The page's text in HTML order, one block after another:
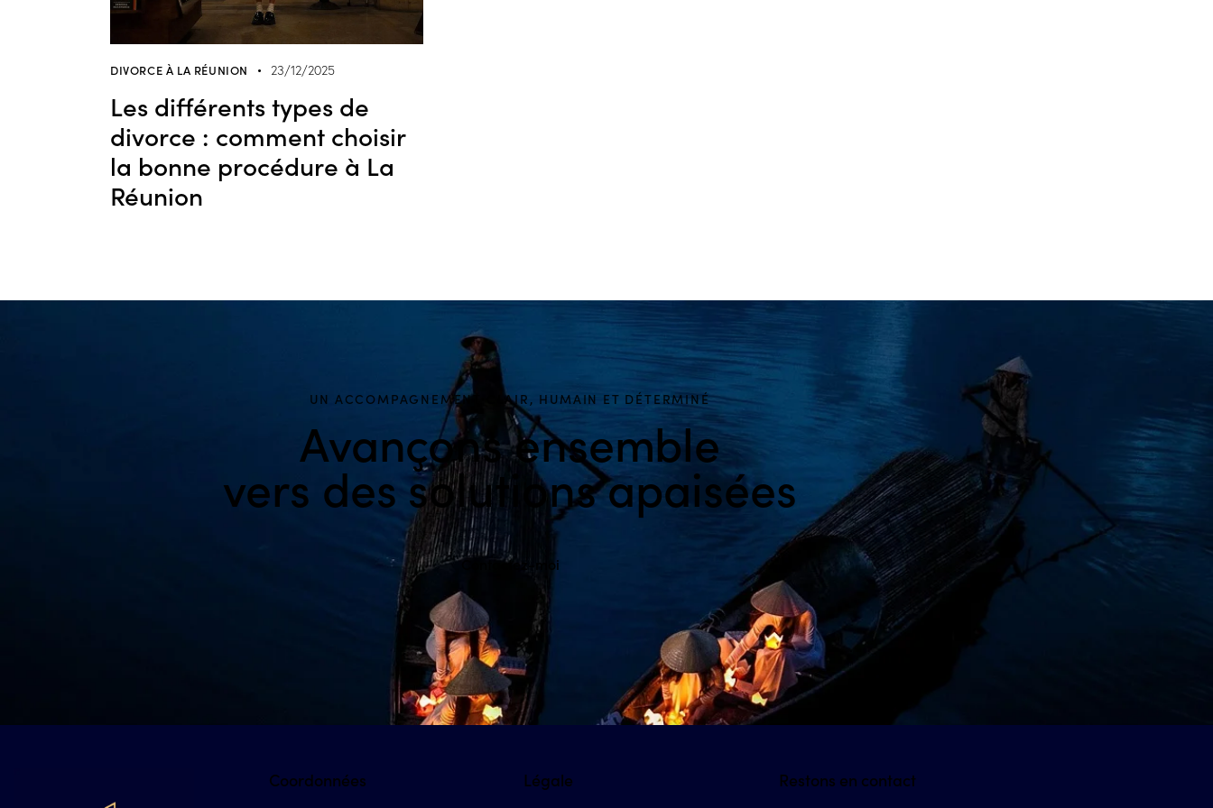
DIVORCE À LA RÉUNION 23/12/2025
Les différents types de
divorce : comment choisir
la bonne procédure à La
Réunion
UN ACCOMPAGNEMENT CLAIR, HUMAIN ET DÉTERMINÉ
Avançons ensemble
vers des solutions apaisées
Contactez-moi
Coordonnées Légale Restons en contact